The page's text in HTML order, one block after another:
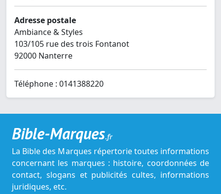
Adresse postale
Ambiance & Styles
103/105 rue des trois Fontanot
92000 Nanterre
Téléphone : 0141388220
Bible-Marques.fr
La Bible des Marques répertorie toutes informations
concernant les marques : histoire, coordonnées de
contact, slogans et publicités cultes, informations
juridiques, etc.